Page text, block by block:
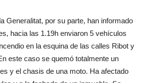
Generalitat, por su parte, han informado
hacia las 1.19h enviaron 5 vehículos
en la esquina de las calles Ribot y
este caso se quemó totalmente un
y el chasis de una moto. Ha afectado